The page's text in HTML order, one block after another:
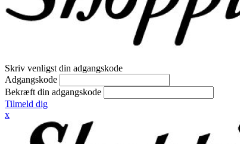
Skriv venligst din adgangskode
Adgangskode
Bekræft din adgangskode
Tilmeld dig
x